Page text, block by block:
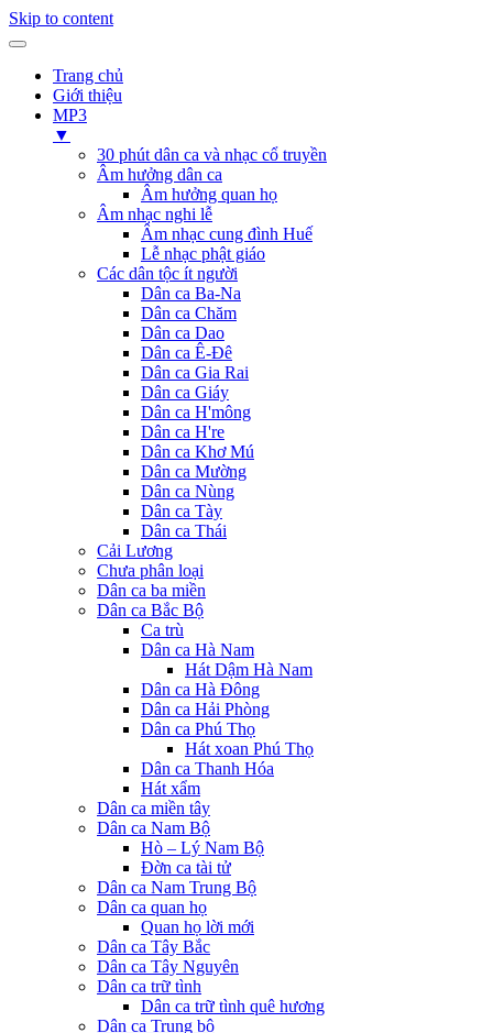
Skip to content
Trang chủ
Giới thiệu
MP3
▼
30 phút dân ca và nhạc cổ truyền
Âm hưởng dân ca
Âm hưởng quan họ
Âm nhạc nghi lễ
Âm nhạc cung đình Huế
Lễ nhạc phật giáo
Các dân tộc ít người
Dân ca Ba-Na
Dân ca Chăm
Dân ca Dao
Dân ca Ê-Đê
Dân ca Gia Rai
Dân ca Giáy
Dân ca H'mông
Dân ca H're
Dân ca Khơ Mú
Dân ca Mường
Dân ca Nùng
Dân ca Tày
Dân ca Thái
Cải Lương
Chưa phân loại
Dân ca ba miền
Dân ca Bắc Bộ
Ca trù
Dân ca Hà Nam
Hát Dậm Hà Nam
Dân ca Hà Đông
Dân ca Hải Phòng
Dân ca Phú Thọ
Hát xoan Phú Thọ
Dân ca Thanh Hóa
Hát xẩm
Dân ca miền tây
Dân ca Nam Bộ
Hò – Lý Nam Bộ
Đờn ca tài tử
Dân ca Nam Trung Bộ
Dân ca quan họ
Quan họ lời mới
Dân ca Tây Bắc
Dân ca Tây Nguyên
Dân ca trữ tình
Dân ca trữ tình quê hương
Dân ca Trung bộ